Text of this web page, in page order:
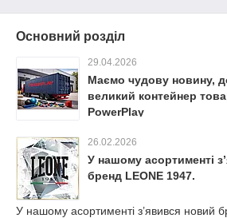
Основний розділ
29.04.2026
Маємо чудову новину,
великий контейнер
PowerPlay
26.02.2026
У нашому асортименті
бренд LEONE 1947.
У нашому асортименті з’явився новий